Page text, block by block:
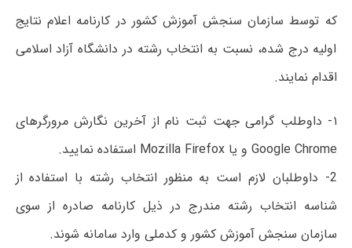
که توسط سازمان سنجش آموزش کشور در کارنامه اعلام نتایج
اولیه درج شده، نسبت به انتخاب رشته در دانشگاه آزاد اسلامی
اقدام نمایند.
۱- داوطلب گرامی جهت ثبت نام از آخرین نگارش مرورگرهای
Google Chrome و یا Mozilla Firefox استفاده نمایید.
2- داوطلبان لازم است به منظور انتخاب رشته با استفاده از
شناسه انتخاب رشته مندرج در ذیل کارنامه صادره از سوی
سازمان سنجش آموزش کشور و کدملی وارد سامانه شوند.